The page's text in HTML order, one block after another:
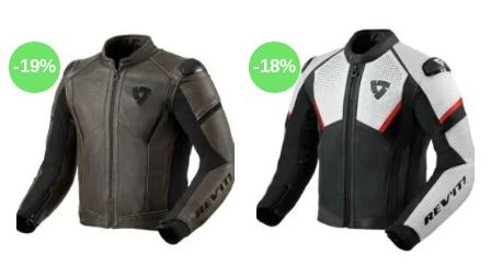
-19% -18%